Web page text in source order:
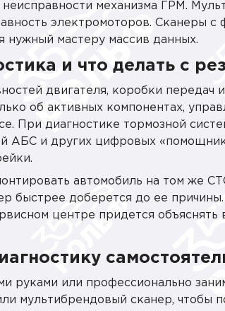
механизма ГРМ.
электромоторов. Сканеры с
нужный мастеру массив данных.
и что делать с
двигателя, коробки передач
об активных компонентах,
При диагностике тормозной
АБС и других цифровых
автомобиль на том же
быстрее доберется до ее
центре придется объяснять
руками или профессионально
мультибрендовый сканер, чтобы